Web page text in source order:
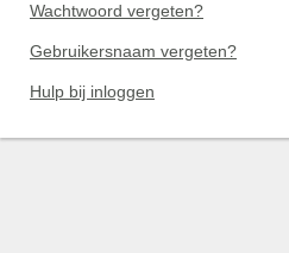
Wachtwoord vergeten?
Gebruikersnaam vergeten?
Hulp bij inloggen